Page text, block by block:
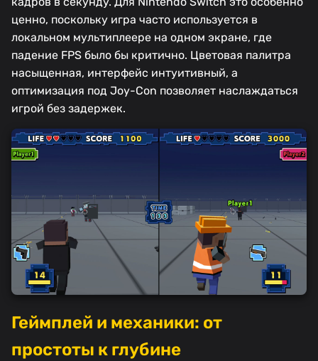
ценно, поскольку игра часто используется в
локальном мультиплеере на одном экране, где
падение FPS было бы критично. Цветовая палитра
насыщенная, интерфейс интуитивный, а
оптимизация под Joy-Con позволяет наслаждаться
игрой без задержек.
Геймплей и механики: от
простоты к глубине